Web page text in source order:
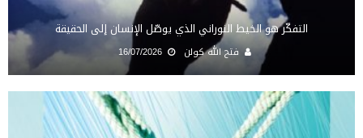
التفكّر هو الخيط النوراني الذي يوصّل الإنسان إلى الحقيقة
فتح الله كولن 16/07/2026